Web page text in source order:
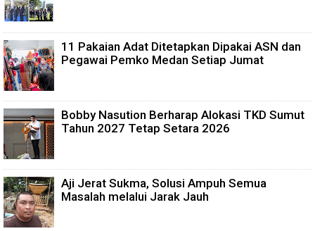
11 Pakaian Adat Ditetapkan Dipakai ASN dan
Pegawai Pemko Medan Setiap Jumat
Bobby Nasution Berharap Alokasi TKD Sumut
Tahun 2027 Tetap Setara 2026
Aji Jerat Sukma, Solusi Ampuh Semua
Masalah melalui Jarak Jauh